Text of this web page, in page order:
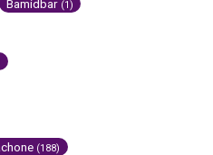
Bamidbar (1)
(188)